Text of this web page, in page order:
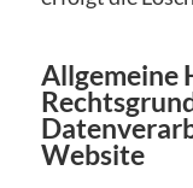
Allgemeine
Website